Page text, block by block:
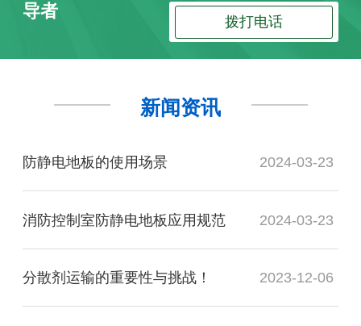
导者
拨打电话
新闻资讯
防静电地板的使用场景 2024-03-23
消防控制室防静电地板应用规范 2024-03-23
分散剂运输的重要性与挑战！ 2023-12-06